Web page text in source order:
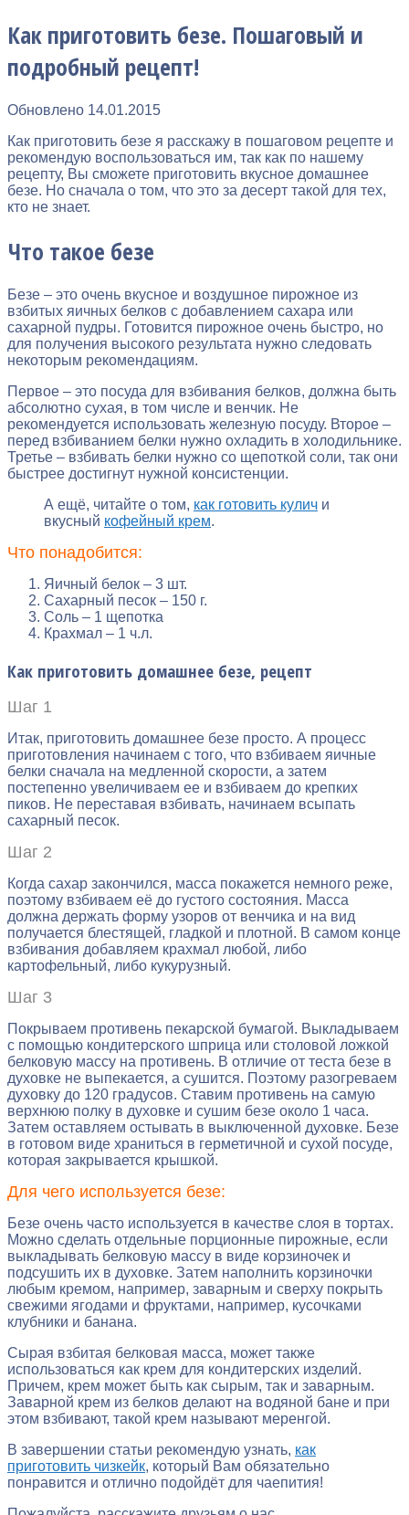
Как приготовить безе. Пошаговый и
подробный рецепт!
Обновлено 14.01.2015
Как приготовить безе я расскажу в пошаговом рецепте и
рекомендую воспользоваться им, так как по нашему
рецепту, Вы сможете приготовить вкусное домашнее
безе. Но сначала о том, что это за десерт такой для тех,
кто не знает.
Что такое безе
Безе – это очень вкусное и воздушное пирожное из
взбитых яичных белков с добавлением сахара или
сахарной пудры. Готовится пирожное очень быстро, но
для получения высокого результата нужно следовать
некоторым рекомендациям.
Первое – это посуда для взбивания белков, должна быть
абсолютно сухая, в том числе и венчик. Не
рекомендуется использовать железную посуду. Второе –
перед взбиванием белки нужно охладить в холодильнике.
Третье – взбивать белки нужно со щепоткой соли, так они
быстрее достигнут нужной консистенции.
А ещё, читайте о том, как готовить кулич и
вкусный кофейный крем.
Что понадобится:
Яичный белок – 3 шт.
Сахарный песок – 150 г.
Соль – 1 щепотка
Крахмал – 1 ч.л.
Как приготовить домашнее безе, рецепт
Шаг 1
Итак, приготовить домашнее безе просто. А процесс
приготовления начинаем с того, что взбиваем яичные
белки сначала на медленной скорости, а затем
постепенно увеличиваем ее и взбиваем до крепких
пиков. Не переставая взбивать, начинаем всыпать
сахарный песок.
Шаг 2
Когда сахар закончился, масса покажется немного реже,
поэтому взбиваем её до густого состояния. Масса
должна держать форму узоров от венчика и на вид
получается блестящей, гладкой и плотной. В самом конце
взбивания добавляем крахмал любой, либо
картофельный, либо кукурузный.
Шаг 3
Покрываем противень пекарской бумагой. Выкладываем
с помощью кондитерского шприца или столовой ложкой
белковую массу на противень. В отличие от теста безе в
духовке не выпекается, а сушится. Поэтому разогреваем
духовку до 120 градусов. Ставим противень на самую
верхнюю полку в духовке и сушим безе около 1 часа.
Затем оставляем остывать в выключенной духовке. Безе
в готовом виде храниться в герметичной и сухой посуде,
которая закрывается крышкой.
Для чего используется безе:
Безе очень часто используется в качестве слоя в тортах.
Можно сделать отдельные порционные пирожные, если
выкладывать белковую массу в виде корзиночек и
подсушить их в духовке. Затем наполнить корзиночки
любым кремом, например, заварным и сверху покрыть
свежими ягодами и фруктами, например, кусочками
клубники и банана.
Сырая взбитая белковая масса, может также
использоваться как крем для кондитерских изделий.
Причем, крем может быть как сырым, так и заварным.
Заварной крем из белков делают на водяной бане и при
этом взбивают, такой крем называют меренгой.
В завершении статьи рекомендую узнать, как
приготовить чизкейк, который Вам обязательно
понравится и отлично подойдёт для чаепития!